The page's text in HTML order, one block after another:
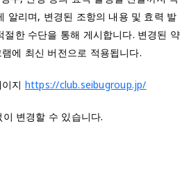
알리며, 변경된 조항의 내용 및 효력 발
한 수단을 통해 게시합니다. 변경된 약
에 최신 버전으로 적용됩니다.
지 https://club.seibugroup.jp/
변경할 수 있습니다.